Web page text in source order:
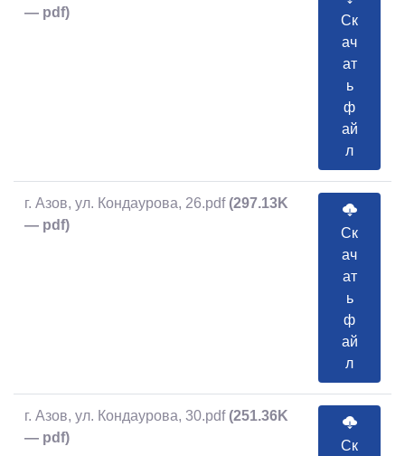
— pdf)
Ск
ач
ат
ь
ф
ай
л
г. Азов, ул. Кондаурова, 26.pdf (297.13K
— pdf)
Ск
ач
ат
ь
ф
ай
л
г. Азов, ул. Кондаурова, 30.pdf (251.36K
— pdf)
Ск